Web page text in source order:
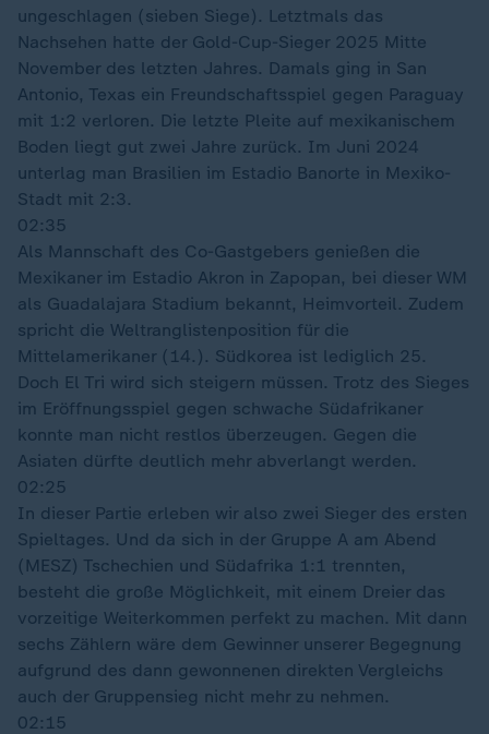
ungeschlagen (sieben Siege). Letztmals das
Nachsehen hatte der Gold-Cup-Sieger 2025 Mitte
November des letzten Jahres. Damals ging in San
Antonio, Texas ein Freundschaftsspiel gegen Paraguay
mit 1:2 verloren. Die letzte Pleite auf mexikanischem
Boden liegt gut zwei Jahre zurück. Im Juni 2024
unterlag man Brasilien im Estadio Banorte in Mexiko-
Stadt mit 2:3.
02:35
Als Mannschaft des Co-Gastgebers genießen die
Mexikaner im Estadio Akron in Zapopan, bei dieser WM
als Guadalajara Stadium bekannt, Heimvorteil. Zudem
spricht die Weltranglistenposition für die
Mittelamerikaner (14.). Südkorea ist lediglich 25.
Doch El Tri wird sich steigern müssen. Trotz des Sieges
im Eröffnungsspiel gegen schwache Südafrikaner
konnte man nicht restlos überzeugen. Gegen die
Asiaten dürfte deutlich mehr abverlangt werden.
02:25
In dieser Partie erleben wir also zwei Sieger des ersten
Spieltages. Und da sich in der Gruppe A am Abend
(MESZ) Tschechien und Südafrika 1:1 trennten,
besteht die große Möglichkeit, mit einem Dreier das
vorzeitige Weiterkommen perfekt zu machen. Mit dann
sechs Zählern wäre dem Gewinner unserer Begegnung
aufgrund des dann gewonnenen direkten Vergleichs
auch der Gruppensieg nicht mehr zu nehmen.
02:15